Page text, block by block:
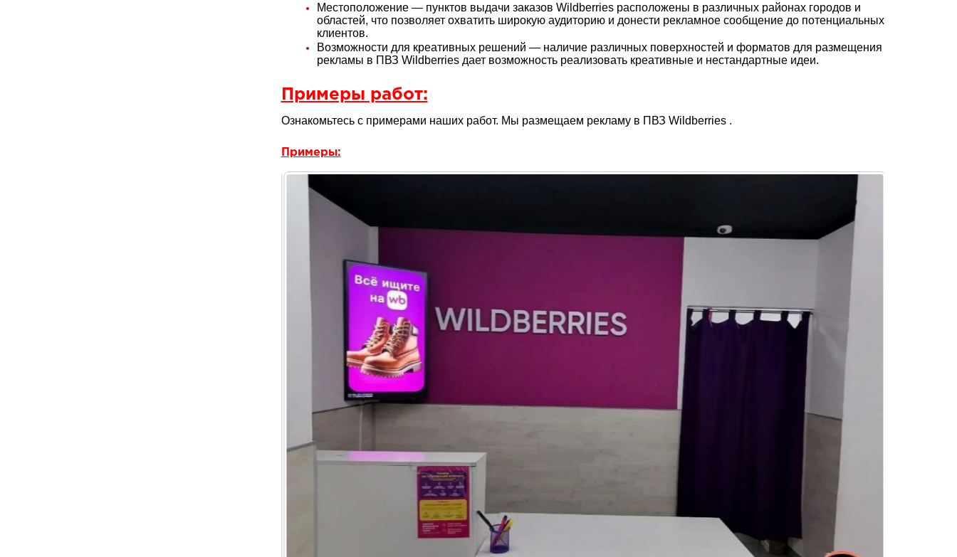
Местоположение — пунктов выдачи заказов Wildberries расположены в различных районах городов и
областей, что позволяет охватить широкую аудиторию и донести рекламное сообщение до потенциальных
клиентов.
Возможности для креативных решений — наличие различных поверхностей и форматов для размещения
рекламы в ПВЗ Wildberries дает возможность реализовать креативные и нестандартные идеи.
Примеры работ:
Ознакомьтесь с примерами наших работ. Мы размещаем рекламу в ПВЗ Wildberries .
Примеры: